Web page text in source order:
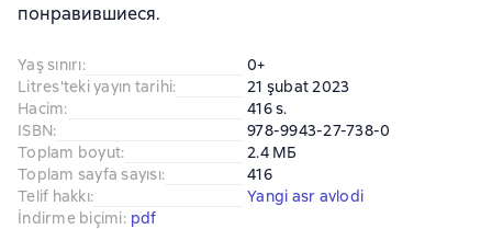
понравившиеся.
Yaş sınırı:
0+
Litres'teki yayın tarihi:
21 şubat 2023
Hacim:
416 s.
ISBN:
978-9943-27-738-0
Toplam boyut:
2.4 МБ
Toplam sayfa sayısı:
416
Telif hakkı:
Yangi asr avlodi
İndirme biçimi: pdf